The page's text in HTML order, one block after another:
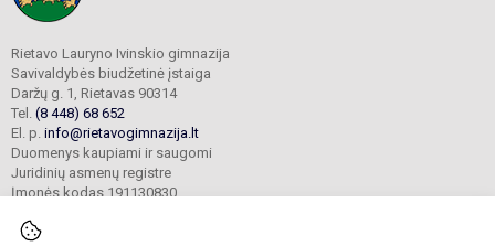
Rietavo Lauryno Ivinskio gimnazija
Savivaldybės biudžetinė įstaiga
Daržų g. 1, Rietavas 90314
Tel. (8 448) 68 652
El. p. info@rietavogimnazija.lt
Duomenys kaupiami ir saugomi
Juridinių asmenų registre
Įmonės kodas 191130830